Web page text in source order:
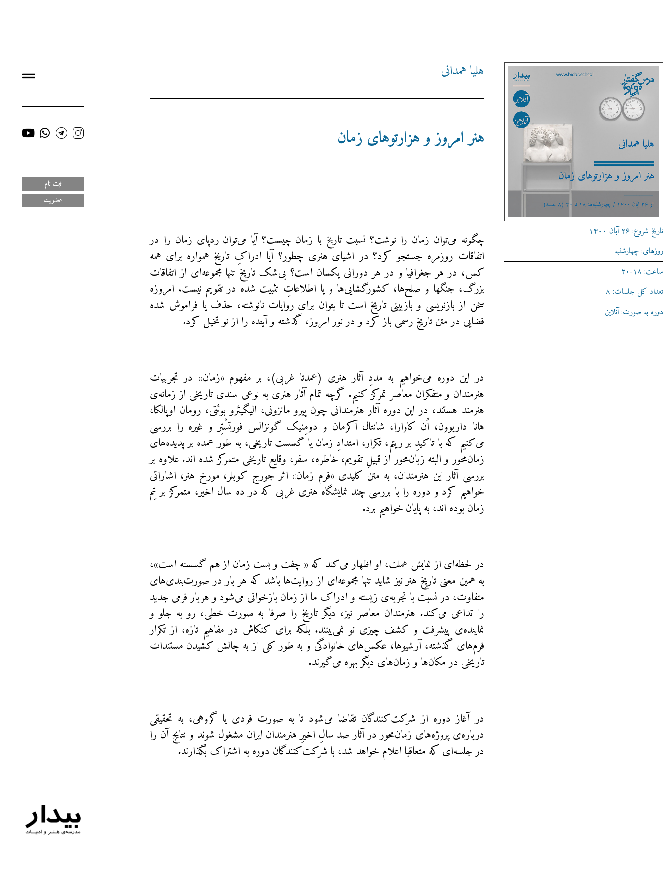
هلیا همدانی
هنر امروز و هزارتوهای زمان
تاریخ شروع: ۲۶ آبان ۱۴۰۰
روزهای: چهارشنبه‌
ساعت: ۱۸-۲۰
تعداد کل جلسات: ۸
دوره به صورت: آنلاین
چگونه می‌توان زمان را نوشت؟ نسبت تاریخ با زمان چیست؟ آیا می‌توان ردپای زمان را در
اتفاقات روزمره جستجو کرد؟ در اشیای هنری چطور؟ آیا ادراکِ تاریخ همواره برای همه
کس، در هر جغرافیا و در هر دورانی یکسان است؟ بی‌شک تاریخ تنها مجموعه‌ای از اتفاقات
بزرگ، جنگها و صلح‌ها، کشورگشایی‌ها و یا اطلاعاتِ تثبیت شده در تقویم نیست. امروزه
سخن از بازنویسی و بازبینی تاریخ است تا بتوان برای روایات نانوشته، حذف یا فراموش شده
فضایی در متن تاریخِ رسمی باز کرد و در نور امروز، گذشته و آینده را از نو تخیل کرد.
در این دوره می‌خواهیم به مددِ آثار هنری (عمدتا غربی)، بر مفهوم «زمان» در تجربیات
هنرمندان و متفکران معاصر تمرکز کنیم. گرچه تمام آثار هنری به نوعی سندی تاریخی از زمانه‌ی
هنرمند هستند، در این دوره آثار هنرمندانی چون پیرو مانزونی، الیگیئرو بوئتی، رومان اوپالکا،
هانا داربوون، اُن کاوارا، شانتال آکرمان و دومِنیک گونزالس فورتسْتِر و غیره را بررسی
می‌کنیم که با تاکیدِ بر ریتم، تکرار، امتدادِ زمان یا گسست تاریخی، به طور عمده بر پدیده‌های
زمان‌محور و البته زبان‌محور از قبیلِ تقویم، خاطره، سفر، وقایع تاریخی متمرکز شده اند. علاوه بر
بررسی آثار این هنرمندان، به متن کلیدی «فرم زمان» اثر جورج کوبلر، مورخ هنر، اشاراتی
خواهیم کرد و دوره را با بررسی چند نمایشگاه هنری غربی که در ده سال اخیر، متمرکز بر تِم
زمان بوده اند، به پایان خواهیم برد.
در لحظه‌ای از نمایش هملت، او اظهار می‌کند که « چفت و بست زمان از هم گسسته است»،
به همین معنی تاریِخ هنر نیز شاید تنها مجموعه‌ای از روایت‌ها باشد که هر بار در صورت‌بندی‌های
متفاوت، در نسبت با تجربه‌ی زیسته و ادراک ما از زمان بازخوانی می‌شود و هربار فرمی جدید
را تداعی می‌کند. هنرمندان معاصر نیز، دیگر تاریخ را صرفا به صورت خطی، رو به جلو و
نماینده‌ی پیشرفت و کشف چیزی نو نمی‌بینند. بلکه برای کنکاش در مفاهیم تازه، از تکرار
فرم‌های گذشته، آرشیوها، عکس‌های خانوادگی و به طور کلی از به چالش کشیدن مستندات
تاریخی در مکان‌ها و زمان‌های دیگر بهره می‌گیرند.
در آغاز دوره از شرکت‌کنندگان تقاضا می‌شود تا به صورت فردی یا گروهی، به تحقیقی
درباره‌ی پروژه‌های زمان‌محور در آثار صد سالِ اخیرِ هنرمندان ایران مشغول شوند و نتایج آن را
در جلسه‌ای که متعاقبا اعلام خواهد شد، با شرکت‌کنندگان دوره به اشتراک بگذارند.
ثبت نام
عضویت